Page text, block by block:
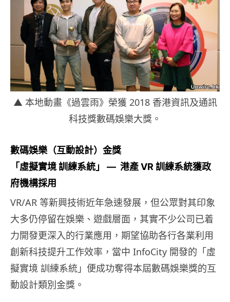
▲ 本地動畫《過雲雨》榮獲 2018 香港資訊及通訊
科技獎數碼娛樂大獎。
數碼娛樂（互動設計）金獎
「虛擬實境 訓練系統」 — 港產 VR 訓練系統獲政
府機構採用
VR/AR 等新興技術近年急速發展，但公眾對其印象
大多仍停留在娛樂、遊戲層面，其實不少公司已着
力開發更深入的行業應用，期望協助各行各業利用
創新科技提升工作效率，當中 InfoCity 開發的「虛
擬實境 訓練系統」便成功奪得本屆數碼娛樂獎的互
動設計類別金獎。